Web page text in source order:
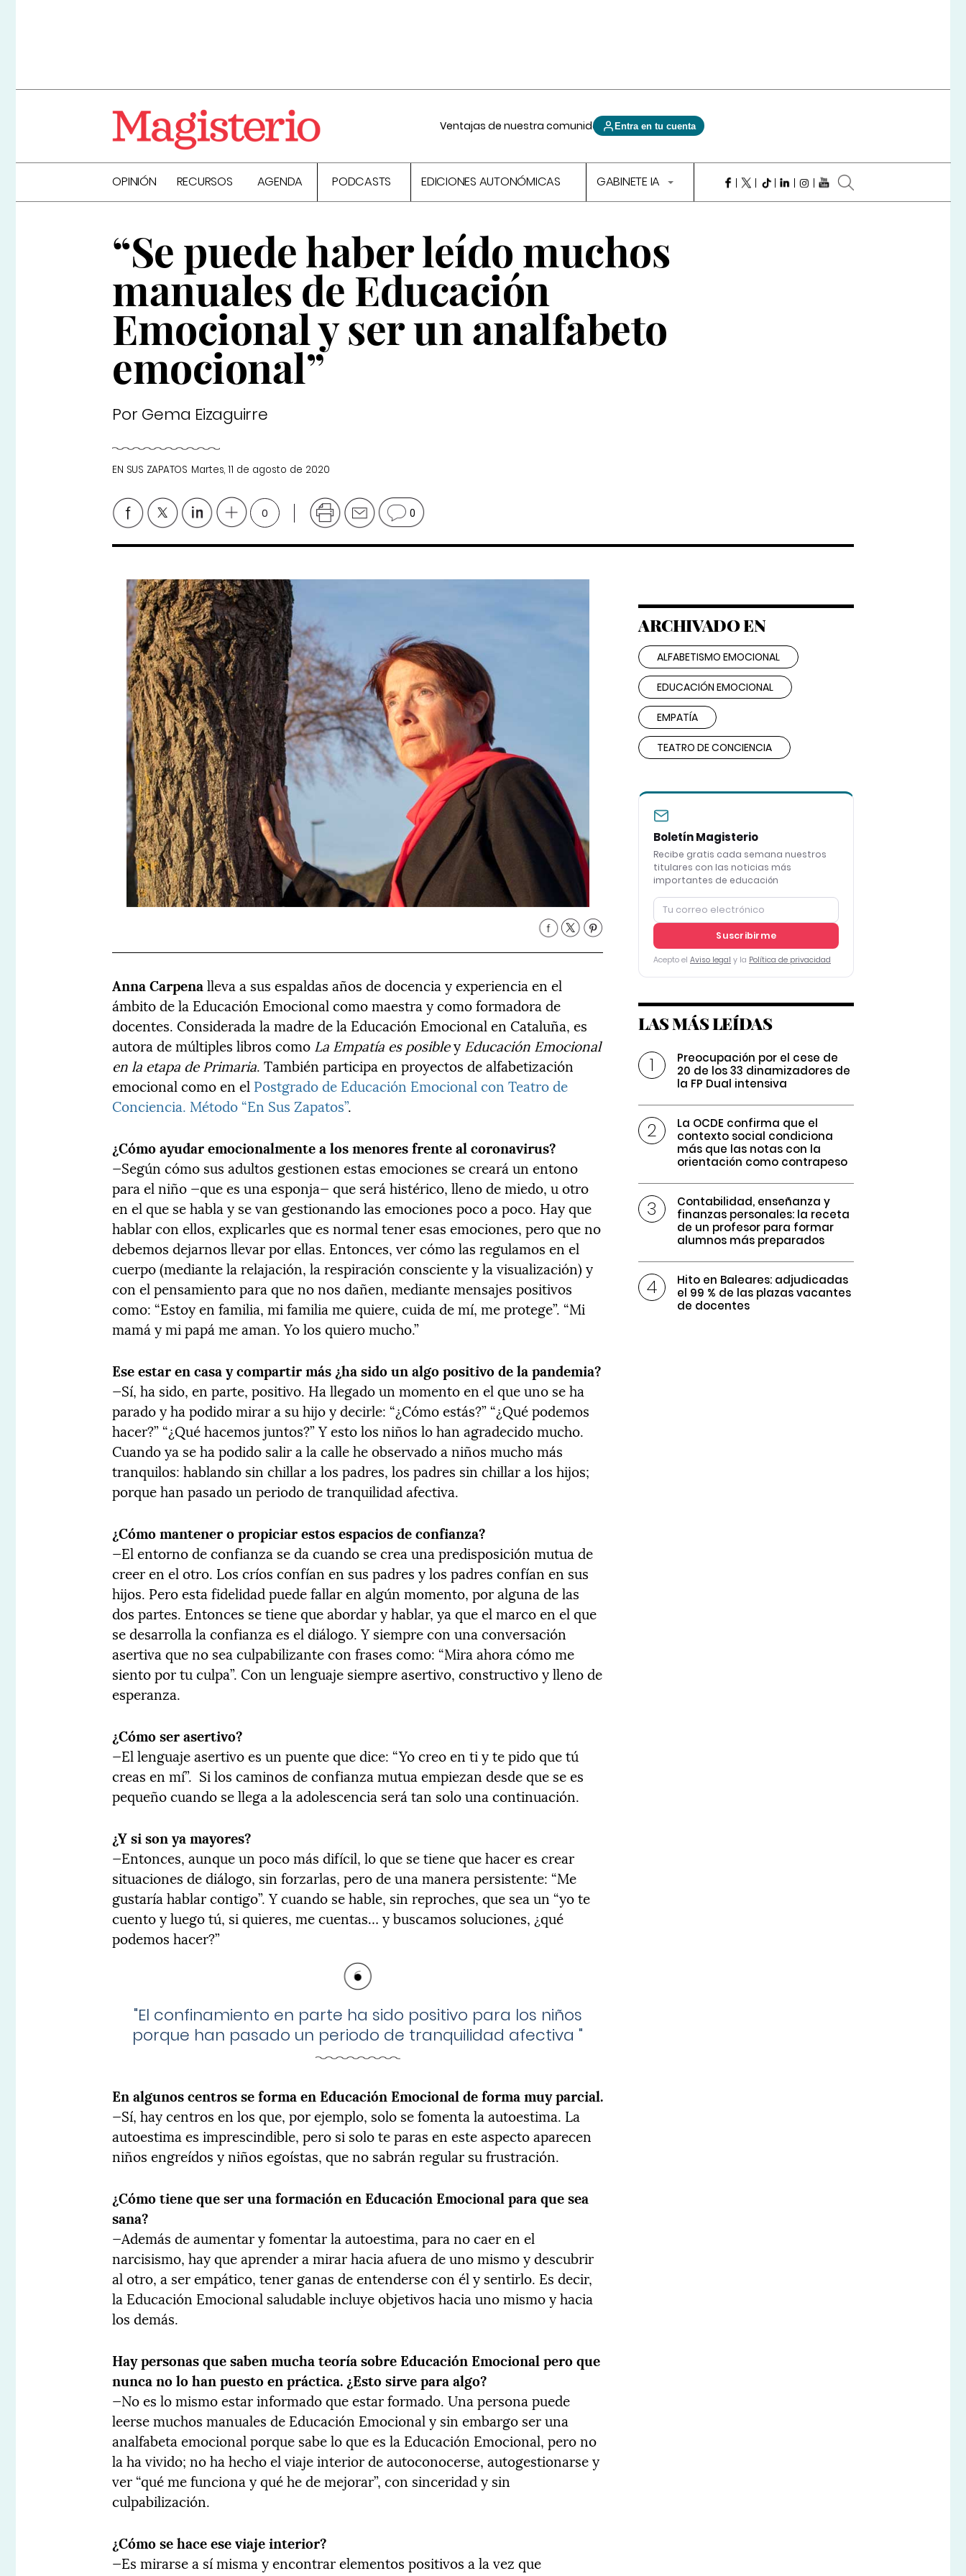
Ventajas de nuestra comunidad Entra en tu cuenta
OPINIÓN RECURSOS AGENDA PODCASTS EDICIONES AUTONÓMICAS GABINETE IA
“Se puede haber leído muchos
manuales de Educación
Emocional y ser un analfabeto
emocional”
Por Gema Eizaguirre
EN SUS ZAPATOS Martes, 11 de agosto de 2020
0 0
Anna Carpenalleva a sus espaldas años de docencia y experiencia en el
ámbito de la Educación Emocional como maestra y como formadora de
docentes. Considerada la madre de la Educación Emocional en Cataluña, es
autora de múltiples libros como La Empatía es posibley Educación Emocional
en la etapa de Primaria. También participa en proyectos de alfabetización
emocional como en el Postgrado de Educación Emocional con Teatro de
Conciencia. Método “En Sus Zapatos”.
¿Cómo ayudar emocionalmente a los menores frente al coronavirus?
—Según cómo sus adultos gestionen estas emociones se creará un entono
para el niño —que es una esponja— que será histérico, lleno de miedo, u otro
en el que se habla y se van gestionando las emociones poco a poco. Hay que
hablar con ellos, explicarles que es normal tener esas emociones, pero que no
debemos dejarnos llevar por ellas. Entonces, ver cómo las regulamos en el
cuerpo (mediante la relajación, la respiración consciente y la visualización) y
con el pensamiento para que no nos dañen, mediante mensajes positivos
como: “Estoy en familia, mi familia me quiere, cuida de mí, me protege”. “Mi
mamá y mi papá me aman. Yo los quiero mucho.”
Ese estar en casa y compartir más ¿ha sido un algo positivo de la pandemia?
—Sí, ha sido, en parte, positivo. Ha llegado un momento en el que uno se ha
parado y ha podido mirar a su hijo y decirle: “¿Cómo estás?” “¿Qué podemos
hacer?” “¿Qué hacemos juntos?” Y esto los niños lo han agradecido mucho.
Cuando ya se ha podido salir a la calle he observado a niños mucho más
tranquilos: hablando sin chillar a los padres, los padres sin chillar a los hijos;
porque han pasado un periodo de tranquilidad afectiva.
¿Cómo mantener o propiciar estos espacios de confianza?
—El entorno de confianza se da cuando se crea una predisposición mutua de
creer en el otro. Los críos confían en sus padres y los padres confían en sus
hijos. Pero esta fidelidad puede fallar en algún momento, por alguna de las
dos partes. Entonces se tiene que abordar y hablar, ya que el marco en el que
se desarrolla la confianza es el diálogo. Y siempre con una conversación
asertiva que no sea culpabilizante con frases como: “Mira ahora cómo me
siento por tu culpa”. Con un lenguaje siempre asertivo, constructivo y lleno de
esperanza.
¿Cómo ser asertivo?
—El lenguaje asertivo es un puente que dice: “Yo creo en ti y te pido que tú
creas en mí”. Si los caminos de confianza mutua empiezan desde que se es
pequeño cuando se llega a la adolescencia será tan solo una continuación.
¿Y si son ya mayores?
—Entonces, aunque un poco más difícil, lo que se tiene que hacer es crear
situaciones de diálogo, sin forzarlas, pero de una manera persistente: “Me
gustaría hablar contigo”. Y cuando se hable, sin reproches, que sea un “yo te
cuento y luego tú, si quieres, me cuentas… y buscamos soluciones, ¿qué
podemos hacer?”
"El confinamiento en parte ha sido positivo para los niños
porque han pasado un periodo de tranquilidad afectiva "
En algunos centros se forma en Educación Emocional de forma muy parcial.
—Sí, hay centros en los que, por ejemplo, solo se fomenta la autoestima. La
autoestima es imprescindible, pero si solo te paras en este aspecto aparecen
niños engreídos y niños egoístas, que no sabrán regular su frustración.
¿Cómo tiene que ser una formación en Educación Emocional para que sea
sana?
—Además de aumentar y fomentar la autoestima, para no caer en el
narcisismo, hay que aprender a mirar hacia afuera de uno mismo y descubrir
al otro, a ser empático, tener ganas de entenderse con él y sentirlo. Es decir,
la Educación Emocional saludable incluye objetivos hacia uno mismo y hacia
los demás.
Hay personas que saben mucha teoría sobre Educación Emocional pero que
nunca no lo han puesto en práctica. ¿Esto sirve para algo?
—No es lo mismo estar informado que estar formado. Una persona puede
leerse muchos manuales de Educación Emocional y sin embargo ser una
analfabeta emocional porque sabe lo que es la Educación Emocional, pero no
la ha vivido; no ha hecho el viaje interior de autoconocerse, autogestionarse y
ver “qué me funciona y qué he de mejorar”, con sinceridad y sin
culpabilización.
¿Cómo se hace ese viaje interior?
—Es mirarse a sí misma y encontrar elementos positivos a la vez que
ARCHIVADO EN
ALFABETISMO EMOCIONAL
EDUCACIÓN EMOCIONAL
EMPATÍA
TEATRO DE CONCIENCIA
Boletín Magisterio
Recibe gratis cada semana nuestros
titulares con las noticias más
importantes de educación
Suscribirme
Acepto el Aviso legal y la Política de privacidad
LAS MÁS LEÍDAS
Preocupación por el cese de
20 de los 33 dinamizadores de
la FP Dual intensiva
La OCDE confirma que el
contexto social condiciona
más que las notas con la
orientación como contrapeso
Contabilidad, enseñanza y
finanzas personales: la receta
de un profesor para formar
alumnos más preparados
Hito en Baleares: adjudicadas
el 99 % de las plazas vacantes
de docentes